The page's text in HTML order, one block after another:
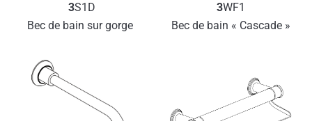
3S1D
Bec de bain sur gorge
3WF1
Bec de bain « Cascade »